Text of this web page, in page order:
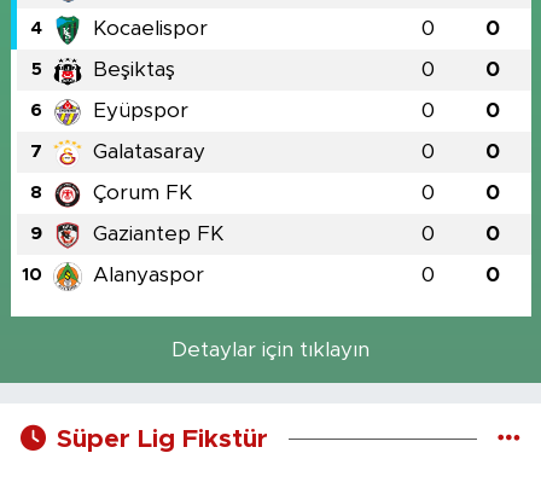
4 Kocaelispor 0 0
5 Beşiktaş 0 0
6 Eyüpspor 0 0
7 Galatasaray 0 0
8 Çorum FK 0 0
9 Gaziantep FK 0 0
10 Alanyaspor 0 0
Detaylar için tıklayın
Süper Lig Fikstür